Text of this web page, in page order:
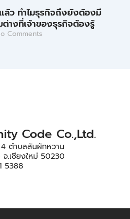
ล้ว ทำไมธุรกิจถึงยังต้องมี
ต่างที่เจ้าของธุรกิจต้องรู้
Comments
Code Co.,Ltd.
ตำบลสันผักหวาน
.เชียงใหม่ 50230
5388